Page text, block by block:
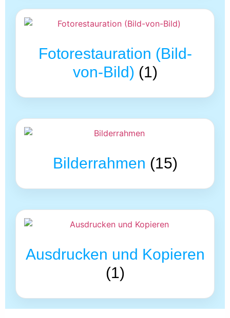
Fotorestauration (Bild-
von-Bild) (1)
Bilderrahmen (15)
Ausdrucken und Kopieren
(1)